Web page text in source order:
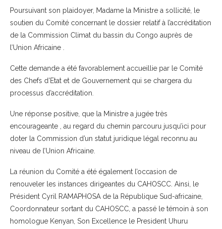
Poursuivant son plaidoyer, Madame la Ministre a sollicité, le
soutien du Comité concernant le dossier relatif à l’accréditation
de la Commission Climat du bassin du Congo auprès de
l’Union Africaine .
Cette demande a été favorablement accueillie par le Comité
des Chefs d’Etat et de Gouvernement qui se chargera du
processus d’accréditation.
Une réponse positive, que la Ministre a jugée très
encourageante , au regard du chemin parcouru jusqu’ici pour
doter la Commission d’un statut juridique légal reconnu au
niveau de l’Union Africaine.
La réunion du Comité a été également l’occasion de
renouveler les instances dirigeantes du CAHOSCC. Ainsi, le
Président Cyril RAMAPHOSA de la République Sud-africaine,
Coordonnateur sortant du CAHOSCC, a passé le témoin à son
homologue Kenyan, Son Excellence le President Uhuru